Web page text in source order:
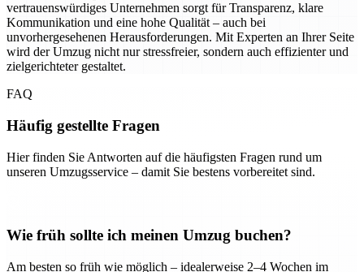
vertrauenswürdiges Unternehmen sorgt für Transparenz, klare
Kommunikation und eine hohe Qualität – auch bei
unvorhergesehenen Herausforderungen. Mit Experten an Ihrer Seite
wird der Umzug nicht nur stressfreier, sondern auch effizienter und
zielgerichteter gestaltet.
FAQ
Häufig gestellte Fragen
Hier finden Sie Antworten auf die häufigsten Fragen rund um
unseren Umzugsservice – damit Sie bestens vorbereitet sind.
Wie früh sollte ich meinen Umzug buchen?
Am besten so früh wie möglich – idealerweise 2–4 Wochen im